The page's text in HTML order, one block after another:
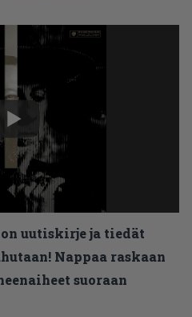
uutiskirje ja tiedät
Nappaa raskaan
suoraan